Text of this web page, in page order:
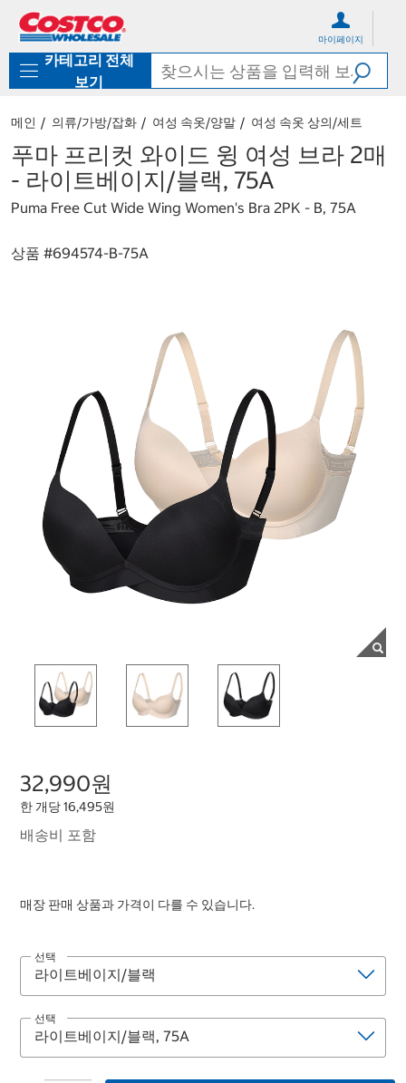
로
기
가
마이페이지
카테고리 전체
보기
메인 의류/가방/잡화 여성 속옷/양말 여성 속옷 상의/세트
푸마 프리컷 와이드 윙 여성 브라 2매
- 라이트베이지/블랙, 75A
Puma Free Cut Wide Wing Women's Bra 2PK - B, 75A
상품 #694574-B-75A
32,990원
한 개당 16,495원
배송비 포함
매장 판매 상품과 가격이 다를 수 있습니다.
선택
선택